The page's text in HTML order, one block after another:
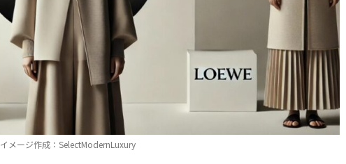
イメージ作成：SelectModernLuxury